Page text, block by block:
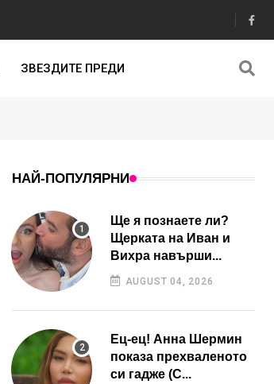
ЗВЕЗДИТЕ ПРЕДИ
НАЙ-ПОПУЛЯРНИ
Ще я познаете ли?
Щерката на Иван и
Вихра навърши...
AUGUST 04, 2026
Ец-ец! Анна Шермин
показа прехваленото
си гадже (С...